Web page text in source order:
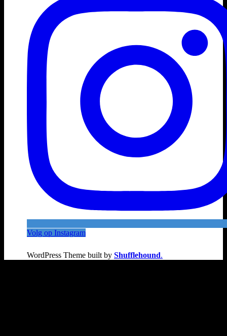
Volg op Instagram
WordPress Theme built by Shufflehound.